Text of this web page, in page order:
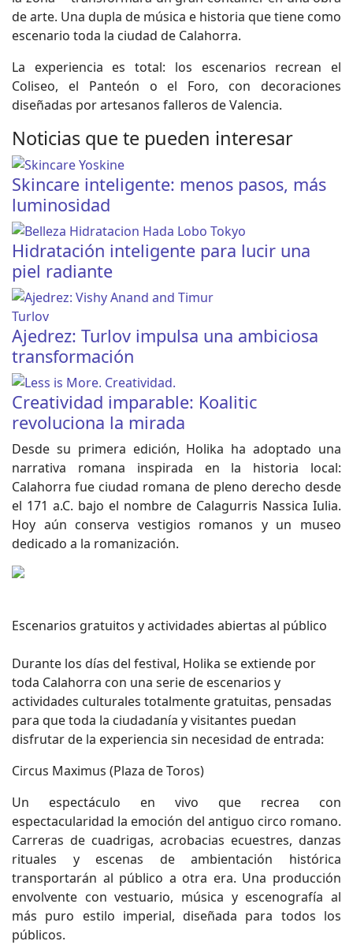
de arte. Una dupla de música e historia que tiene como
escenario toda la ciudad de Calahorra.
La experiencia es total: los escenarios recrean el
Coliseo, el Panteón o el Foro, con decoraciones
diseñadas por artesanos falleros de Valencia.
Noticias que te pueden interesar
Skincare inteligente: menos pasos, más
luminosidad
Hidratación inteligente para lucir una
piel radiante
Ajedrez: Turlov impulsa una ambiciosa
transformación
Creatividad imparable: Koalitic
revoluciona la mirada
Desde su primera edición, Holika ha adoptado una
narrativa romana inspirada en la historia local:
Calahorra fue ciudad romana de pleno derecho desde
el 171 a.C. bajo el nombre de Calagurris Nassica Iulia.
Hoy aún conserva vestigios romanos y un museo
dedicado a la romanización.
Escenarios gratuitos y actividades abiertas al público
Durante los días del festival, Holika se extiende por
toda Calahorra con una serie de escenarios y
actividades culturales totalmente gratuitas, pensadas
para que toda la ciudadanía y visitantes puedan
disfrutar de la experiencia sin necesidad de entrada:
Circus Maximus (Plaza de Toros)
Un espectáculo en vivo que recrea con
espectacularidad la emoción del antiguo circo romano.
Carreras de cuadrigas, acrobacias ecuestres, danzas
rituales y escenas de ambientación histórica
transportarán al público a otra era. Una producción
envolvente con vestuario, música y escenografía al
más puro estilo imperial, diseñada para todos los
públicos.